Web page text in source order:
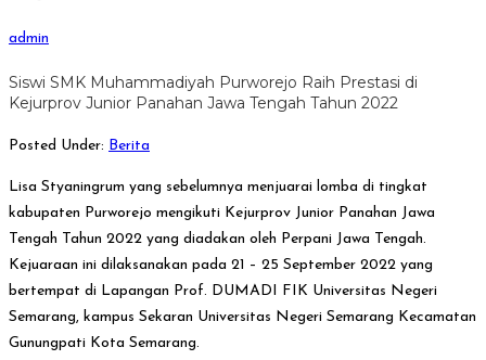
admin
Siswi SMK Muhammadiyah Purworejo Raih Prestasi di
Kejurprov Junior Panahan Jawa Tengah Tahun 2022
Posted Under: Berita
Lisa Styaningrum yang sebelumnya menjuarai lomba di tingkat
kabupaten Purworejo mengikuti Kejurprov Junior Panahan Jawa
Tengah Tahun 2022 yang diadakan oleh Perpani Jawa Tengah.
Kejuaraan ini dilaksanakan pada 21 – 25 September 2022 yang
bertempat di Lapangan Prof. DUMADI FIK Universitas Negeri
Semarang, kampus Sekaran Universitas Negeri Semarang Kecamatan
Gunungpati Kota Semarang.